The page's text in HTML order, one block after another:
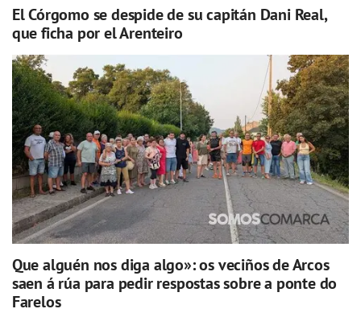
El Córgomo se despide de su capitán Dani Real,
que ficha por el Arenteiro
Que alguén nos diga algo»: os veciños de Arcos
saen á rúa para pedir respostas sobre a ponte do
Farelos